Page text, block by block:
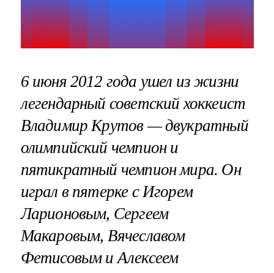
6 июня 2012 года ушел из жизни
легендарный советский хоккеист
Владимир Крутов — двукратный
олимпийский чемпион и
пятикратный чемпион мира. Он
играл в пятерке с Игорем
Ларионовым, Сергеем
Макаровым, Вячеславом
Фетисовым и Алексеем